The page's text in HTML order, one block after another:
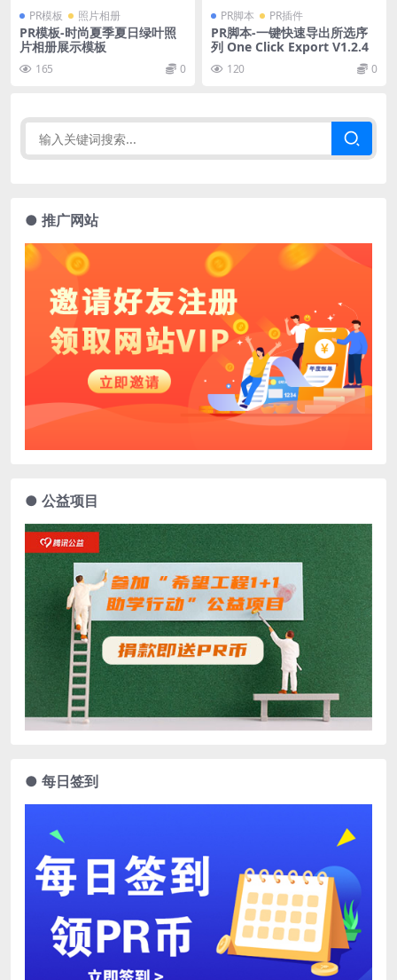
PR模板 照片相册
PR模板-时尚夏季夏日绿叶照
片相册展示模板
165 0
PR脚本 PR插件
PR脚本-一键快速导出所选序
列 One Click Export V1.2.4
120 0
● 推广网站
● 公益项目
● 每日签到